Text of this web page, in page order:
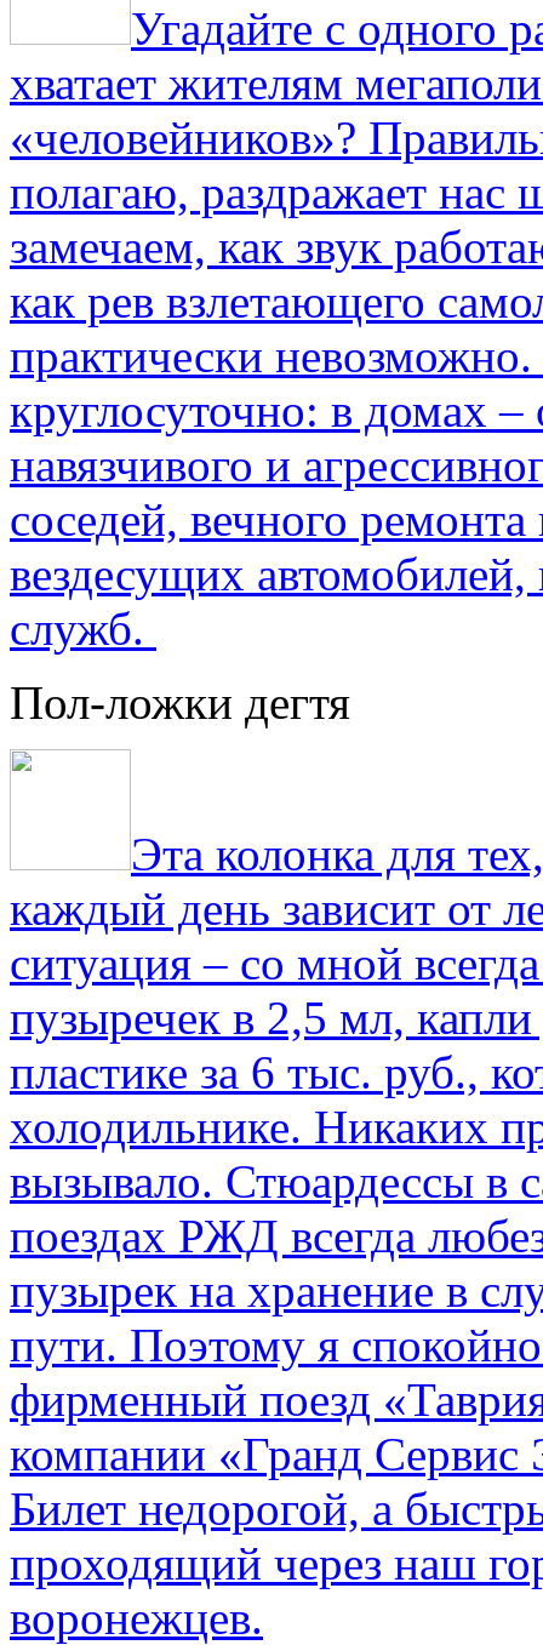
Угадайте с одного
хватает жителям
«человейников»?
полагаю, раздражает нас
замечаем, как звук
как рев взлетающего
практически
круглосуточно: в домах
навязчивого и
соседей, вечного
вездесущих
служб.
Пол-ложки дегтя
Эта колонка для
каждый день зависит от
ситуация – со мной
пузыречек в 2,5 мл,
пластике за 6 тыс. руб.,
холодильнике. Никаких
вызывало. Стюардессы в
поездах РЖД всегда
пузырек на хранение в
пути. По­этому я
фирменный поезд
компании «Гранд Сервис
Билет недорогой, а
проходящий через наш
воронежцев.